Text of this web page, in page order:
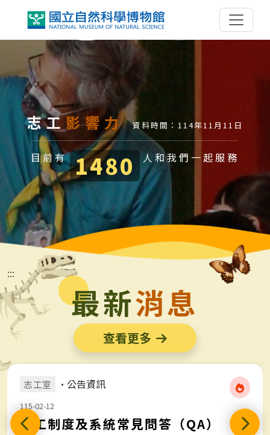
跳到主要內容區塊
志工影響力 資料時間：114年11月11日
目前有 1480 人和我們一起服務
:::
最新消息
查看更多
志工室 •公告資訊
115-02-12
志工制度及系統常見問答（QA）